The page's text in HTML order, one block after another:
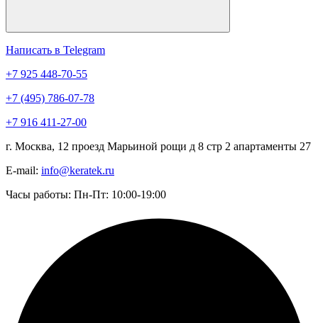
Написать в Telegram
+7 925 448-70-55
+7 (495) 786-07-78
+7 916 411-27-00
г. Москва, 12 проезд Марьиной рощи д 8 стр 2 апартаменты 27
E-mail: info@keratek.ru
Часы работы: Пн-Пт: 10:00-19:00